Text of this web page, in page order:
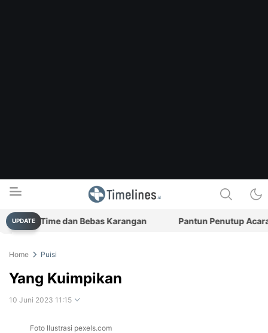
Timelines.id
Media Literasi, Sejarah & Budaya
UPDATETime dan Bebas Karangan Pantun Penutup Acara
Home Puisi
Yang Kuimpikan
10 Juni 2023 11:15
Foto Ilustrasi pexels.com